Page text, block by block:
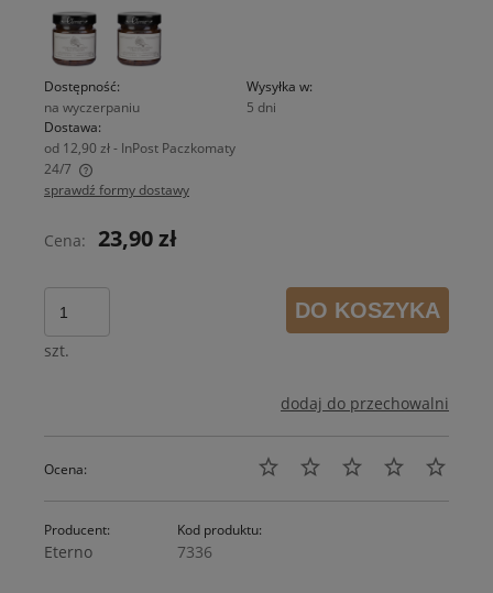
Dostępność:
na wyczerpaniu
Wysyłka w:
5 dni
Dostawa:
od 12,90 zł- InPost Paczkomaty
24/7
Cena nie zawiera ewentualnych kosztów płatności
sprawdź formy dostawy
Cena: 23,90 zł
szt.
DO KOSZYKA
dodaj do przechowalni
Ocena:
Producent:
Eterno
Kod produktu:
7336